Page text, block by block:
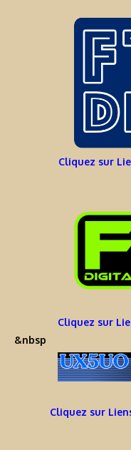
Cliquez sur
Cliquez sur
&nbsp
Cliquez sur